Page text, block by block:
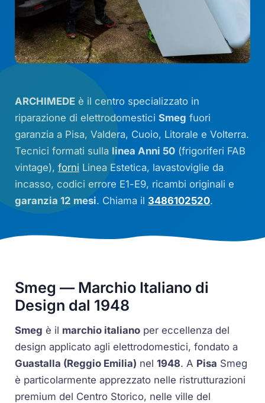
ARCHIMEDE è il centro specializzato in
riparazione di elettrodomesticiSmeg fuori
garanzia a Pisa, Valdera, Cuoio, Litorale e Volterra.
Tecnici formati sulla linea Anni 50 (frigoriferi FAB
vintage),forni Linea Estetica, lavastoviglie da
incasso, codici errore E1-E9, ricambi originali e
garanzia 12 mesi. Chiama il 3486102520.
Smeg — Marchio Italiano di
Design dal 1948
Smeg è il marchio italiano per eccellenza del
design applicato agli elettrodomestici, fondato a
Guastalla (Reggio Emilia) nel1948. A Pisa Smeg
è particolarmente apprezzato nelle ristrutturazioni
premium del Centro Storico, nelle ville del